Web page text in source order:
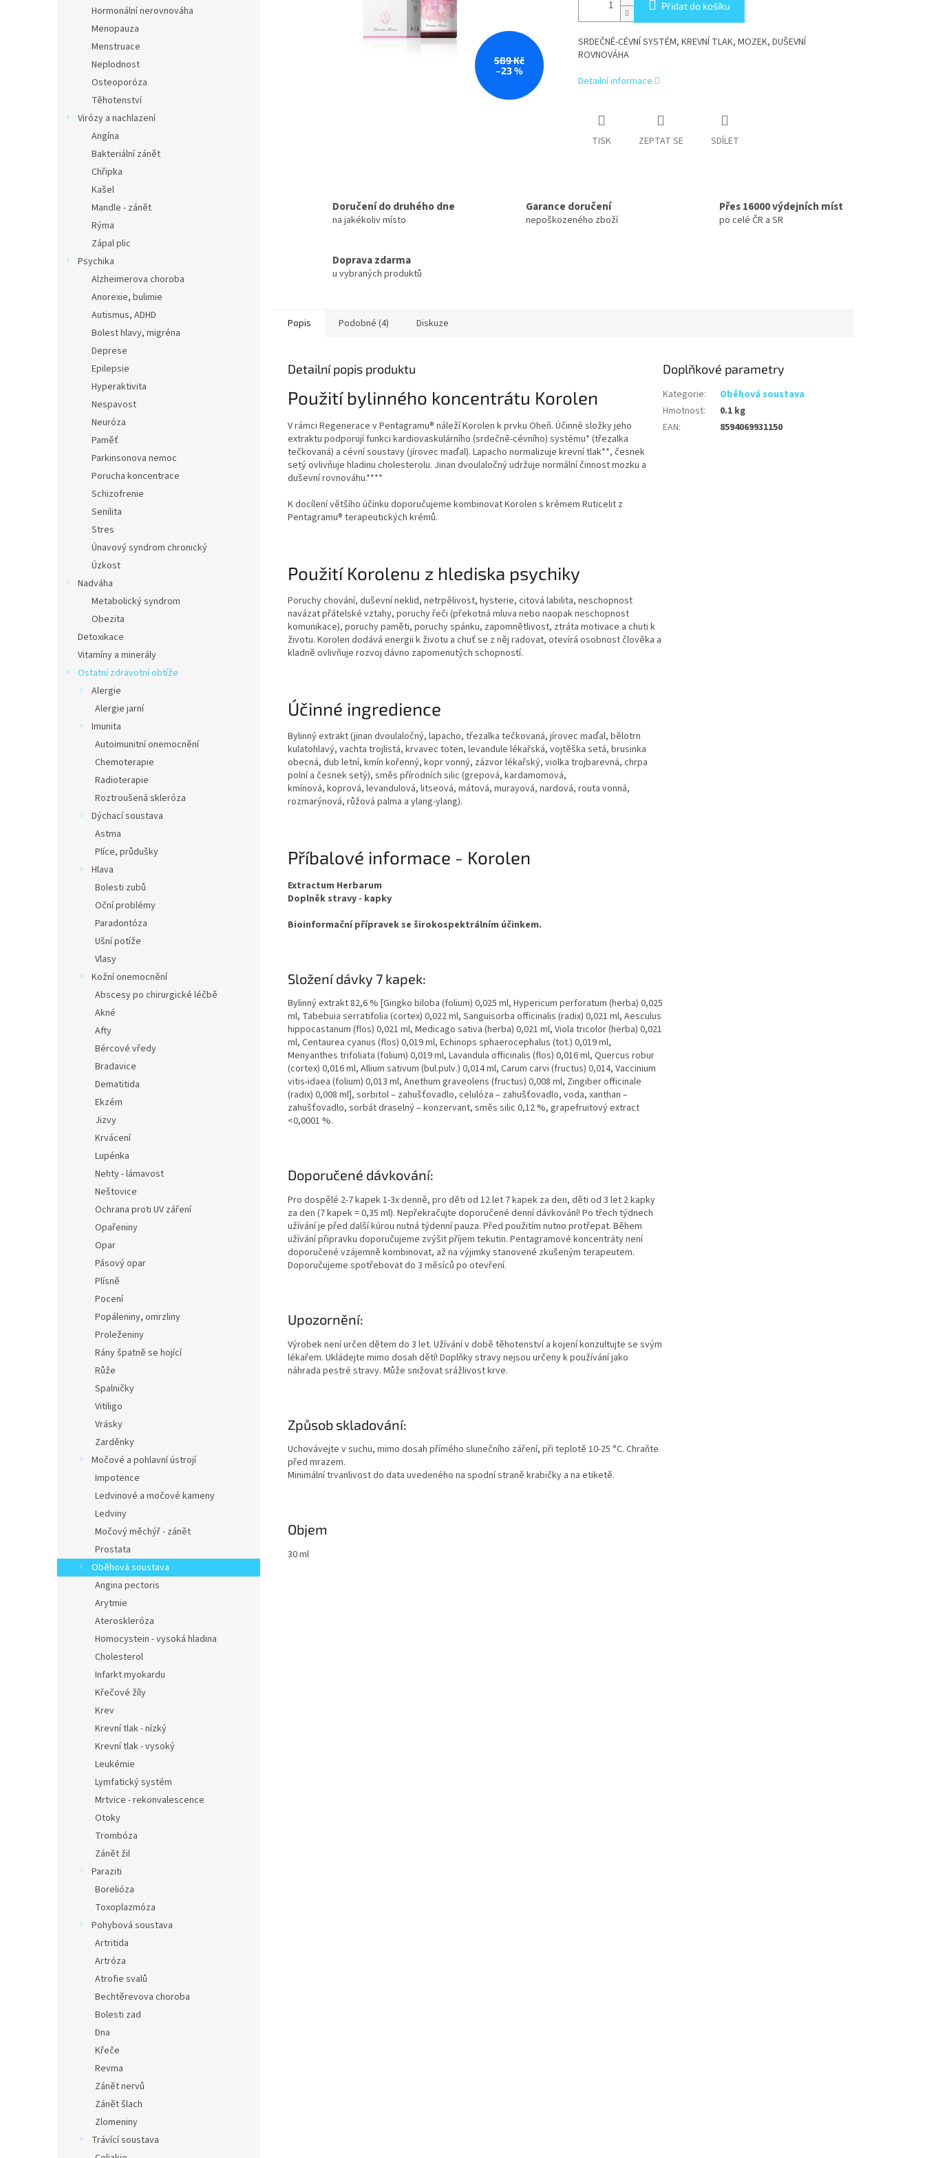
Hormonální nerovnováha
Menopauza
Menstruace
Neplodnost
Osteoporóza
Těhotenství
Virózy a nachlazení
Angína
Bakteriální zánět
Chřipka
Kašel
Mandle - zánět
Rýma
Zápal plic
Psychika
Alzheimerova choroba
Anorexie, bulimie
Autismus, ADHD
Bolest hlavy, migréna
Deprese
Epilepsie
Hyperaktivita
Nespavost
Neuróza
Paměť
Parkinsonova nemoc
Porucha koncentrace
Schizofrenie
Senilita
Stres
Únavový syndrom chronický
Úzkost
Nadváha
Metabolický syndrom
Obezita
Detoxikace
Vitamíny a minerály
Ostatní zdravotní obtíže
Alergie
Alergie jarní
Imunita
Autoimunitní onemocnění
Chemoterapie
Radioterapie
Roztroušená skleróza
Dýchací soustava
Astma
Plíce, průdušky
Hlava
Bolesti zubů
Oční problémy
Paradontóza
Ušní potíže
Vlasy
Kožní onemocnění
Abscesy po chirurgické léčbě
Akné
Afty
Bércové vředy
Bradavice
Dematitida
Ekzém
Jizvy
Krvácení
Lupénka
Nehty - lámavost
Neštovice
Ochrana proti UV záření
Opařeniny
Opar
Pásový opar
Plísně
Pocení
Popáleniny, omrzliny
Proleženiny
Rány špatně se hojící
Růže
Spalničky
Vitiligo
Vrásky
Zarděnky
Močové a pohlavní ústrojí
Impotence
Ledvinové a močové kameny
Ledviny
Močový měchýř - zánět
Prostata
Oběhová soustava
Angina pectoris
Arytmie
Ateroskleróza
Homocystein - vysoká hladina
Cholesterol
Infarkt myokardu
Křečové žíly
Krev
Krevní tlak - nízký
Krevní tlak - vysoký
Leukémie
Lymfatický systém
Mrtvice - rekonvalescence
Otoky
Trombóza
Zánět žil
Paraziti
Borelióza
Toxoplazmóza
Pohybová soustava
Artritida
Artróza
Atrofie svalů
Bechtěrevova choroba
Bolesti zad
Dna
Křeče
Revma
Zánět nervů
Zánět šlach
Zlomeniny
Trávící soustava
589 Kč
–23 %
Přidat do košíku
SRDEČNĚ-CÉVNÍ SYSTÉM, KREVNÍ TLAK, MOZEK, DUŠEVNÍ
ROVNOVÁHA
Detailní informace
TISK ZEPTAT SE SDÍLET
Doručení do druhého dne
na jakékoliv místo
Garance doručení
nepoškozeného zboží
Přes 16000 výdejních míst
po celé ČR a SR
Doprava zdarma
u vybraných produktů
Popis Podobné (4) Diskuze
Detailní popis produktu
Použití bylinného koncentrátu Korolen
V rámci Regenerace v Pentagramu® náleží Korolen k prvku Oheň. Účinné složky jeho
extraktu podporují funkci kardiovaskulárního (srdečně-cévního) systému* (třezalka
tečkovaná) a cévní soustavy (jírovec maďal). Lapacho normalizuje krevní tlak**, česnek
setý ovlivňuje hladinu cholesterolu. Jinan dvoulaločný udržuje normální činnost mozku a
duševní rovnováhu.****
K docílení většího účinku doporučujeme kombinovat Korolen s krémem Ruticelit z
Pentagramu® terapeutických krémů.
Použití Korolenu z hlediska psychiky
Poruchy chování, duševní neklid, netrpělivost, hysterie, citová labilita, neschopnost
navázat přátelské vztahy, poruchy řeči (překotná mluva nebo naopak neschopnost
komunikace), poruchy paměti, poruchy spánku, zapomnětlivost, ztráta motivace a chuti k
životu. Korolen dodává energii k životu a chuť se z něj radovat, otevírá osobnost člověka a
kladně ovlivňuje rozvoj dávno zapomenutých schopností.
Účinné ingredience
Bylinný extrakt (jinan dvoulaločný, lapacho, třezalka tečkovaná, jírovec maďal, bělotrn
kulatohlavý, vachta trojlistá, krvavec toten, levandule lékařská, vojtěška setá, brusinka
obecná, dub letní, kmín kořenný, kopr vonný, zázvor lékařský, violka trojbarevná, chrpa
polní a česnek setý), směs přírodních silic (grepová, kardamomová,
kmínová, koprová, levandulová, litseová, mátová, murayová, nardová, routa vonná,
rozmarýnová, růžová palma a ylang-ylang).
Příbalové informace - Korolen
Extractum Herbarum
Doplněk stravy - kapky
Bioinformační přípravek se širokospektrálním účinkem.
Složení dávky 7 kapek:
Bylinný extrakt 82,6 % [Gingko biloba (folium) 0,025 ml, Hypericum perforatum (herba) 0,025
ml, Tabebuia serratifolia (cortex) 0,022 ml, Sanguisorba officinalis (radix) 0,021 ml, Aesculus
hippocastanum (flos) 0,021 ml, Medicago sativa (herba) 0,021 ml, Viola tricolor (herba) 0,021
ml, Centaurea cyanus (flos) 0,019 ml, Echinops sphaerocephalus (tot.) 0,019 ml,
Menyanthes trifoliata (folium) 0,019 ml, Lavandula officinalis (flos) 0,016 ml, Quercus robur
(cortex) 0,016 ml, Allium sativum (bul.pulv.) 0,014 ml, Carum carvi (fructus) 0,014, Vaccinium
vitis-idaea (folium) 0,013 ml, Anethum graveolens (fructus) 0,008 ml, Zingiber officinale
(radix) 0,008 ml], sorbitol – zahušťovadlo, celulóza – zahušťovadlo, voda, xanthan –
zahušťovadlo, sorbát draselný – konzervant, směs silic 0,12 %, grapefruitový extract
<0,0001 %.
Doporučené dávkování:
Pro dospělé 2-7 kapek 1-3x denně, pro děti od 12 let 7 kapek za den, děti od 3 let 2 kapky
za den (7 kapek = 0,35 ml). Nepřekračujte doporučené denní dávkování! Po třech týdnech
užívání je před další kúrou nutná týdenní pauza. Před použitím nutno protřepat. Během
užívání připravku doporučujeme zvýšit příjem tekutin. Pentagramové koncentráty není
doporučené vzájemně kombinovat, až na výjimky stanovené zkušeným terapeutem.
Doporučujeme spotřebovat do 3 měsíců po otevření.
Upozornění:
Výrobek není určen dětem do 3 let. Užívání v době těhotenství a kojení konzultujte se svým
lékařem. Ukládejte mimo dosah dětí! Doplňky stravy nejsou určeny k používání jako
náhrada pestré stravy. Může snižovat srážlivost krve.
Způsob skladování:
Uchovávejte v suchu, mimo dosah přímého slunečního záření, při teplotě 10-25 °C. Chraňte
před mrazem.
Minimální trvanlivost do data uvedeného na spodní straně krabičky a na etiketě.
Objem
30 ml
Doplňkové parametry
Kategorie:
Oběhová soustava
Hmotnost:
0.1 kg
EAN: 8594069931150